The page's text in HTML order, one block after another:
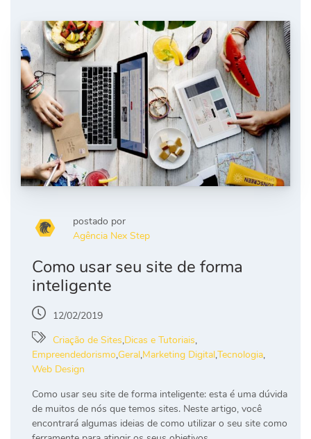
postado por
Agência Nex Step
Como usar seu site de forma
inteligente
12/02/2019
Criação de Sites,Dicas e Tutoriais,
Empreendedorismo,Geral,Marketing Digital,Tecnologia,
Web Design
Como usar seu site de forma inteligente: esta é uma dúvida
de muitos de nós que temos sites. Neste artigo, você
encontrará algumas ideias de como utilizar o seu site como